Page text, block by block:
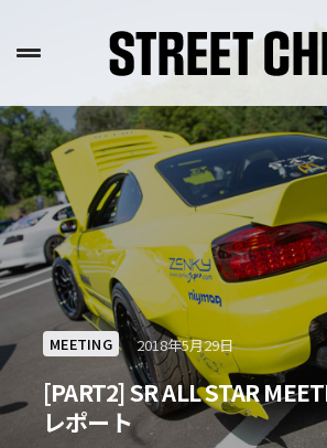
MEETING 2018年5月29日
[PART2] SR ALL STAR
レポート